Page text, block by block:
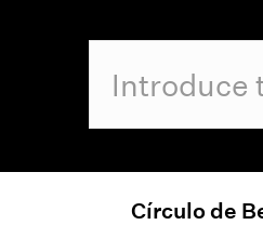
Círculo de